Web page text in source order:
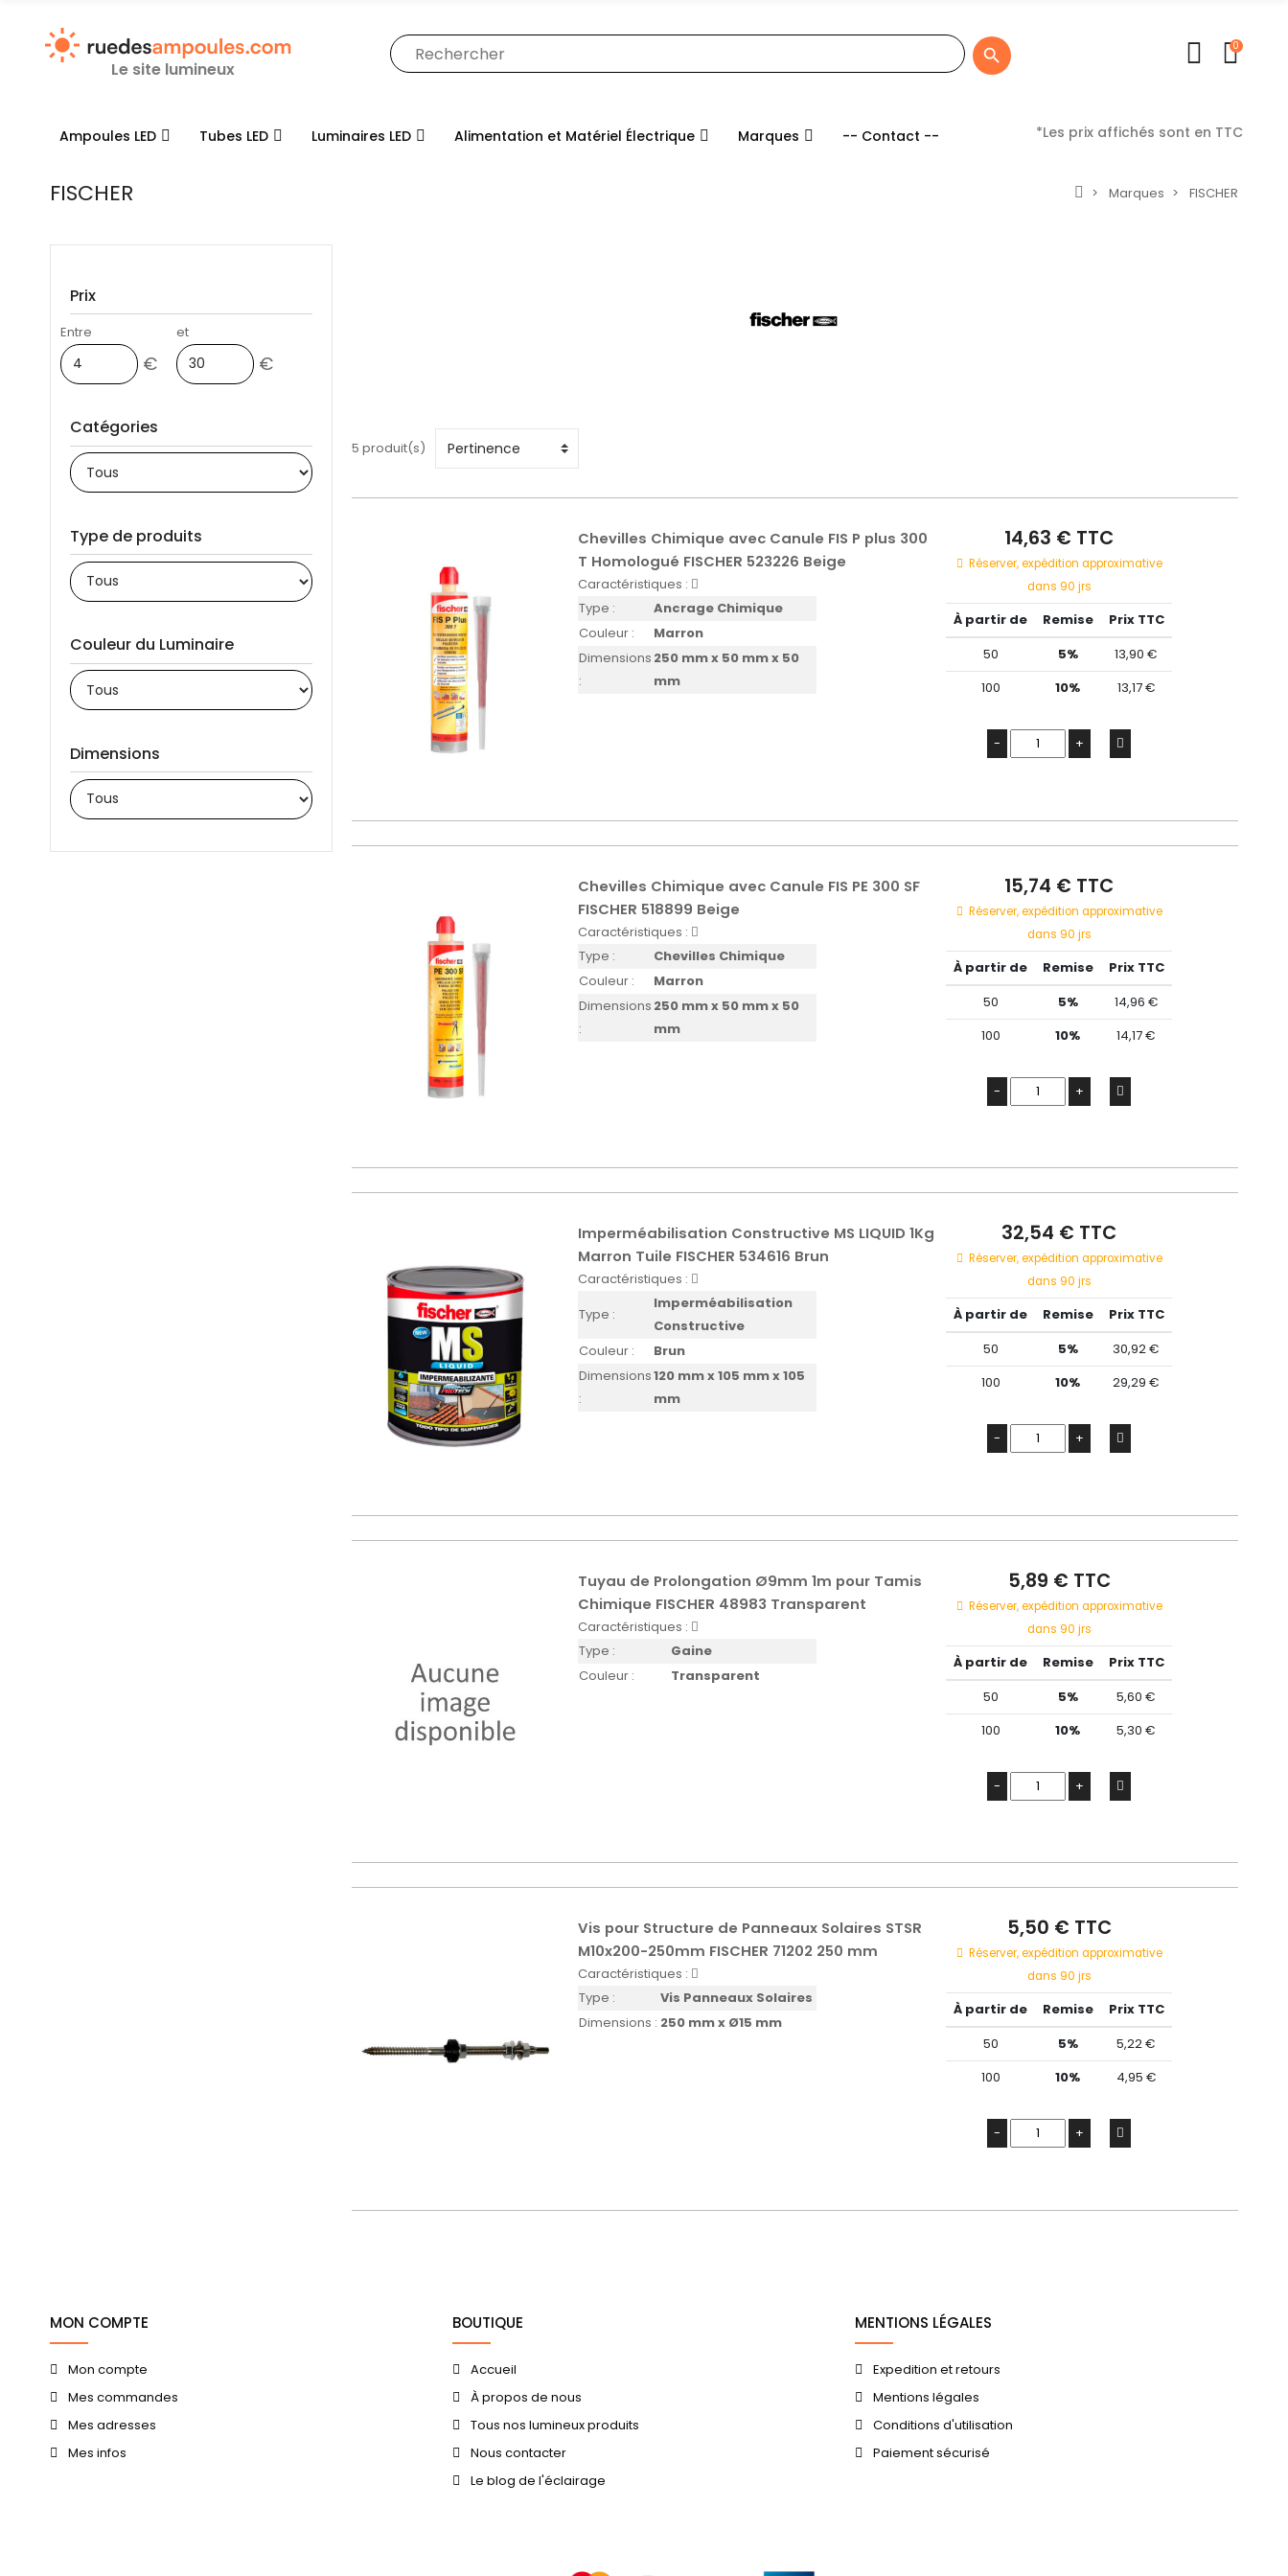
Le site lumineux

0
Ampoules LED Tubes LED Luminaires LED Alimentation et Matériel Électrique Marques -- Contact -- *Les prix affichés sont en TTC
FISCHER Marques FISCHER
Prix
Entre
€
et
€
Catégories
Type de produits
Couleur du Luminaire
Dimensions
5 produit(s)
Chevilles Chimique avec Canule FIS P plus 300
T Homologué FISCHER 523226 Beige
Caractéristiques :
Type :
Ancrage Chimique
Couleur :
Marron
Dimensions
:
250 mm x 50 mm x 50
mm
14,63 € TTC
Réserver, expédition approximative
dans 90 jrs
À partir de Remise
Prix TTC
50
5%
13,90 €
100
10% 13,17 €
- +
Chevilles Chimique avec Canule FIS PE 300 SF
FISCHER 518899 Beige
Caractéristiques :
Type :
Chevilles Chimique
Couleur :
Marron
Dimensions
:
250 mm x 50 mm x 50
mm
15,74 € TTC
Réserver, expédition approximative
dans 90 jrs
À partir de Remise
Prix TTC
50
5%
14,96 €
100
10% 14,17 €
- +
Imperméabilisation Constructive MS LIQUID 1Kg
Marron Tuile FISCHER 534616 Brun
Caractéristiques :
Type :
Imperméabilisation
Constructive
Couleur :
Brun
Dimensions
:
120 mm x 105 mm x 105
mm
32,54 € TTC
Réserver, expédition approximative
dans 90 jrs
À partir de Remise
Prix TTC
50
5%
30,92 €
100
10% 29,29 €
- +
Tuyau de Prolongation Ø9mm 1m pour Tamis
Chimique FISCHER 48983 Transparent
Caractéristiques :
Type :
Gaine
Couleur :
Transparent
5,89 € TTC
Réserver, expédition approximative
dans 90 jrs
À partir de Remise
Prix TTC
50
5%
5,60 €
100
10% 5,30 €
- +
Vis pour Structure de Panneaux Solaires STSR
M10x200-250mm FISCHER 71202 250 mm
Caractéristiques :
Type :
Vis Panneaux Solaires
Dimensions : 250 mm x Ø15 mm
5,50 € TTC
Réserver, expédition approximative
dans 90 jrs
À partir de Remise
Prix TTC
50
5%
5,22 €
100
10% 4,95 €
- +
MON COMPTE
Mon compte
Mes commandes
Mes adresses
Mes infos
BOUTIQUE
Accueil
À propos de nous
Tous nos lumineux produits
Nous contacter
Le blog de l'éclairage
MENTIONS LÉGALES
Expedition et retours
Mentions légales
Conditions d'utilisation
Paiement sécurisé